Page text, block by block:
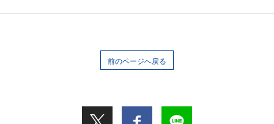
前のページへ戻る